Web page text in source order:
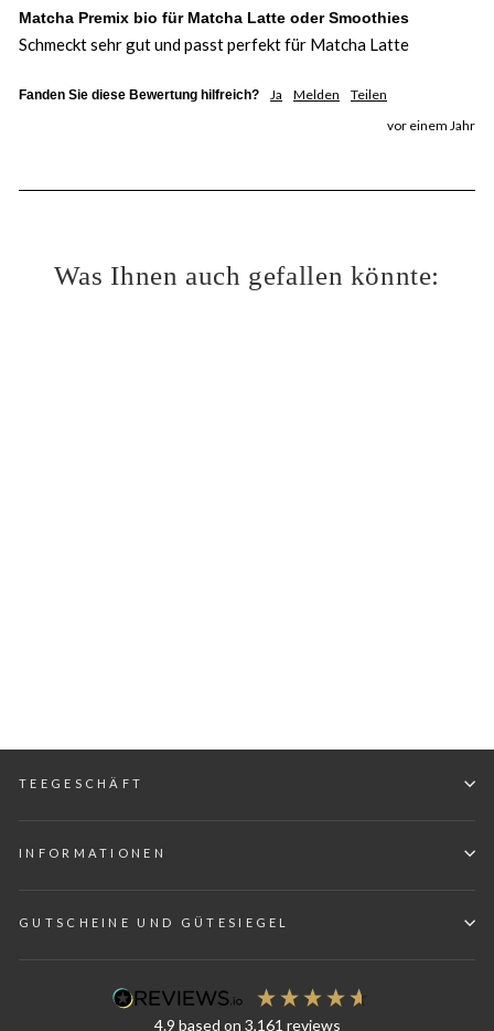
Matcha Premix bio für Matcha Latte oder Smoothies
Schmeckt sehr gut und passt perfekt für Matcha Latte
Fanden Sie diese Bewertung hilfreich? Ja Melden
Teilen
vor einem Jahr
Was Ihnen auch gefallen könnte:
TEEGESCHÄFT
INFORMATIONEN
GUTSCHEINE UND GÜTESIEGEL
4.9 based on 3,161 reviews